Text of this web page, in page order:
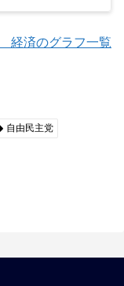
経済のグラフ一覧
自由民主党